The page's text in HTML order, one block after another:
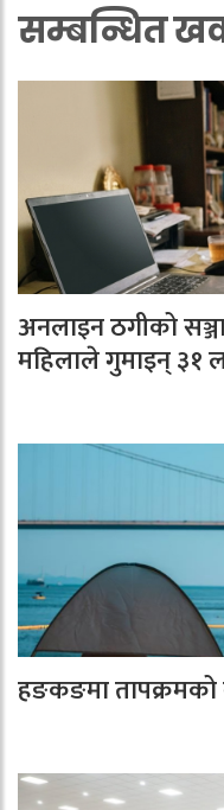
सम्बन्धित
अनलाइन ठगीको
महिलाले गुमाइन् ३१
हङकङमा तापक्रमको